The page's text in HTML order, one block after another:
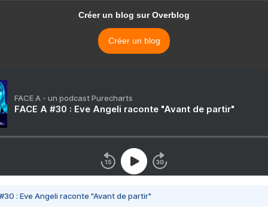
Créer un blog sur Overblog
Créer un blog
FACE A - un podcast Purecharts
FACE A #30 : Eve Angeli raconte "Avant de partir"
#30 : Eve Angeli raconte "Avant de partir"